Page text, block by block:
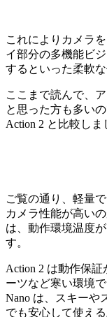
これによりカメラ
イ部分の多機能ビ
するといった柔軟
ここまで読んで、
と思った方も多い
Action 2 と比較しま
ご覧の通り、軽量
カメラ性能が高い
は、動作環境温度
す。
Action 2 は動作保
ーツなど寒い環境
Nano は、スキーや
でも安心して使え